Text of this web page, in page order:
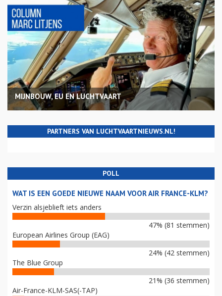
MIJNBOUW, EU EN LUCHTVAART
PARTNERS VAN LUCHTVAARTNIEUWS.NL!
POLL
WAT IS EEN GOEDE NIEUWE NAAM VOOR AIR FRANCE-KLM?
Verzin alsjeblieft iets anders
47% (81 stemmen)
European Airlines Group (EAG)
24% (42 stemmen)
The Blue Group
21% (36 stemmen)
Air-France-KLM-SAS(-TAP)